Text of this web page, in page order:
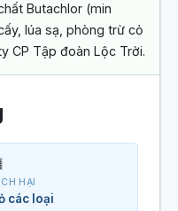
Butachlor (min
lúa sạ, phòng trừ cỏ
CP Tập đoàn Lộc Trời.
HẠI
các loại